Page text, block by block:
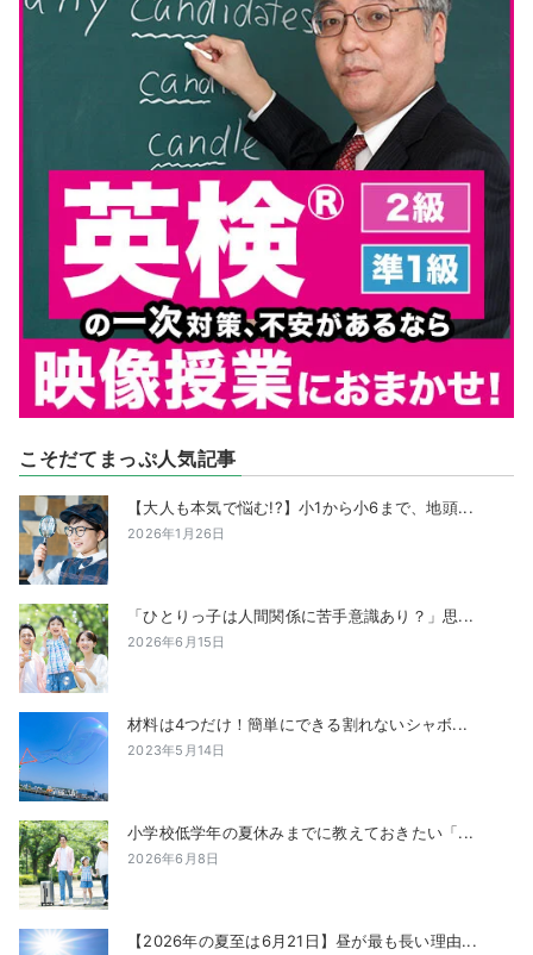
こそだてまっぷ人気記事
【大人も本気で悩む!?】小1から小6まで、地頭...
2026年1月26日
「ひとりっ子は人間関係に苦手意識あり？」思...
2026年6月15日
材料は4つだけ！簡単にできる割れないシャボ...
2023年5月14日
小学校低学年の夏休みまでに教えておきたい「...
2026年6月8日
【2026年の夏至は6月21日】昼が最も長い理由...